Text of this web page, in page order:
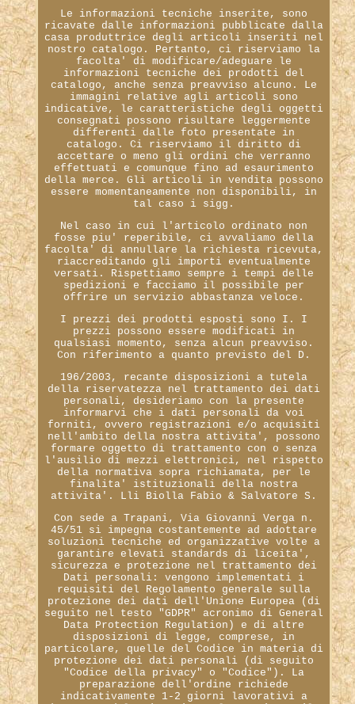
Le informazioni tecniche inserite, sono
ricavate dalle informazioni pubblicate dalla
casa produttrice degli articoli inseriti nel
nostro catalogo. Pertanto, ci riserviamo la
facolta' di modificare/adeguare le
informazioni tecniche dei prodotti del
catalogo, anche senza preavviso alcuno. Le
immagini relative agli articoli sono
indicative, le caratteristiche degli oggetti
consegnati possono risultare leggermente
differenti dalle foto presentate in
catalogo. Ci riserviamo il diritto di
accettare o meno gli ordini che verranno
effettuati e comunque fino ad esaurimento
della merce. Gli articoli in vendita possono
essere momentaneamente non disponibili, in
tal caso i sigg.
Nel caso in cui l'articolo ordinato non
fosse piu' reperibile, ci avvaliamo della
facolta' di annullare la richiesta ricevuta,
riaccreditando gli importi eventualmente
versati. Rispettiamo sempre i tempi delle
spedizioni e facciamo il possibile per
offrire un servizio abbastanza veloce.
I prezzi dei prodotti esposti sono I. I
prezzi possono essere modificati in
qualsiasi momento, senza alcun preavviso.
Con riferimento a quanto previsto del D.
196/2003, recante disposizioni a tutela
della riservatezza nel trattamento dei dati
personali, desideriamo con la presente
informarvi che i dati personali da voi
forniti, ovvero registrazioni e/o acquisiti
nell'ambito della nostra attivita', possono
formare oggetto di trattamento con o senza
l'ausilio di mezzi elettronici, nel rispetto
della normativa sopra richiamata, per le
finalita' istituzionali della nostra
attivita'. Lli Biolla Fabio & Salvatore S.
Con sede a Trapani, Via Giovanni Verga n.
45/51 si impegna costantemente ad adottare
soluzioni tecniche ed organizzative volte a
garantire elevati standards di liceita',
sicurezza e protezione nel trattamento dei
Dati personali: vengono implementati i
requisiti del Regolamento generale sulla
protezione dei dati dell'Unione Europea (di
seguito nel testo "GDPR" acronimo di General
Data Protection Regulation) e di altre
disposizioni di legge, comprese, in
particolare, quelle del Codice in materia di
protezione dei dati personali (di seguito
"Codice della privacy" o "Codice"). La
preparazione dell'ordine richiede
indicativamente 1-2 giorni lavorativi a